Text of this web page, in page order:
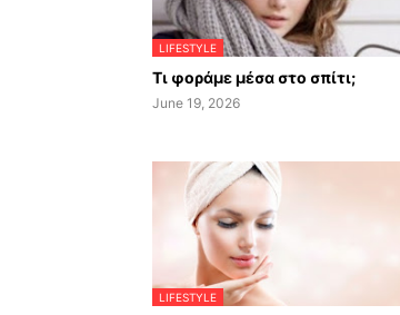
LIFESTYLE
Τι φοράμε μέσα στο σπίτι;
June 19, 2026
LIFESTYLE